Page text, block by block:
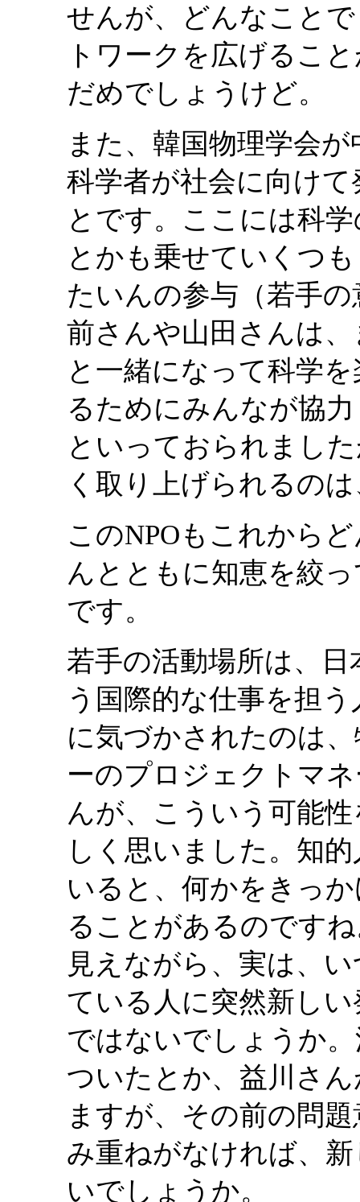
せんが、どんなこと
トワークを広げるこ
だめでしょうけど。
また、韓国物理学会が
科学者が社会に向け
とです。ここには科
とかも乗せていくつ
たいんの参与（若手
前さんや山田さんは
と一緒になって科学
るためにみんなが協
といっておられまし
く取り上げられるの
このNPOもこれから
んとともに知恵を絞
です。
若手の活動場所は、
う国際的な仕事を担
に気づかされたのは
ーのプロジェクトマ
んが、こういう可能
しく思いました。知
いると、何かをきっ
ることがあるのです
見えながら、実は、
ている人に突然新し
ではないでしょうか
ついたとか、益川さ
ますが、その前の問
み重ねがなければ、
いでしょうか。